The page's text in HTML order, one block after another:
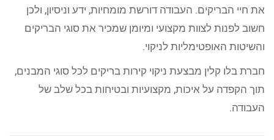
את חיי הבריקים. העבודה דורשת מומחיות, ידע וניסיון, ולכן
חשוב לפנות לצוות מקצועי ומיומן שמכיר את סוגי הבריקים
והשיטות האופטימליות לניקוי.
חברת בלו קלין מבצעת ניקוי קירות בריקים לכל סוגי המבנים,
תוך הקפדה על איכות, מקצועיות ובטיחות בכל שלב של
העבודה.